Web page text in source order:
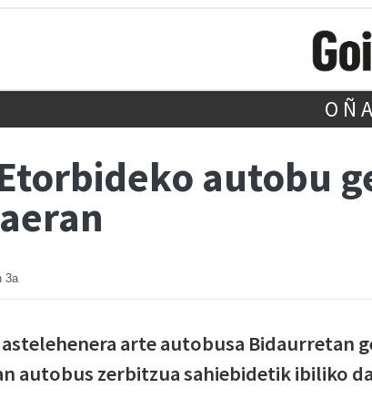
autobu
3a
arte autobusa Bidaurretan
autobus zerbitzua sahiebidetik ibiliko